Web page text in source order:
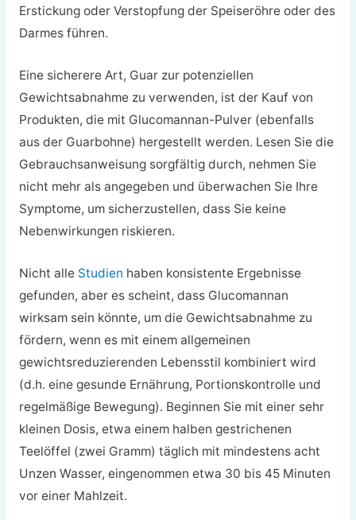
Erstickung oder Verstopfung der Speiseröhre oder des
Darmes führen.
Eine sicherere Art, Guar zur potenziellen
Gewichtsabnahme zu verwenden, ist der Kauf von
Produkten, die mit Glucomannan-Pulver (ebenfalls
aus der Guarbohne) hergestellt werden. Lesen Sie die
Gebrauchsanweisung sorgfältig durch, nehmen Sie
nicht mehr als angegeben und überwachen Sie Ihre
Symptome, um sicherzustellen, dass Sie keine
Nebenwirkungen riskieren.
Nicht alle Studien haben konsistente Ergebnisse
gefunden, aber es scheint, dass Glucomannan
wirksam sein könnte, um die Gewichtsabnahme zu
fördern, wenn es mit einem allgemeinen
gewichtsreduzierenden Lebensstil kombiniert wird
(d.h. eine gesunde Ernährung, Portionskontrolle und
regelmäßige Bewegung). Beginnen Sie mit einer sehr
kleinen Dosis, etwa einem halben gestrichenen
Teelöffel (zwei Gramm) täglich mit mindestens acht
Unzen Wasser, eingenommen etwa 30 bis 45 Minuten
vor einer Mahlzeit.